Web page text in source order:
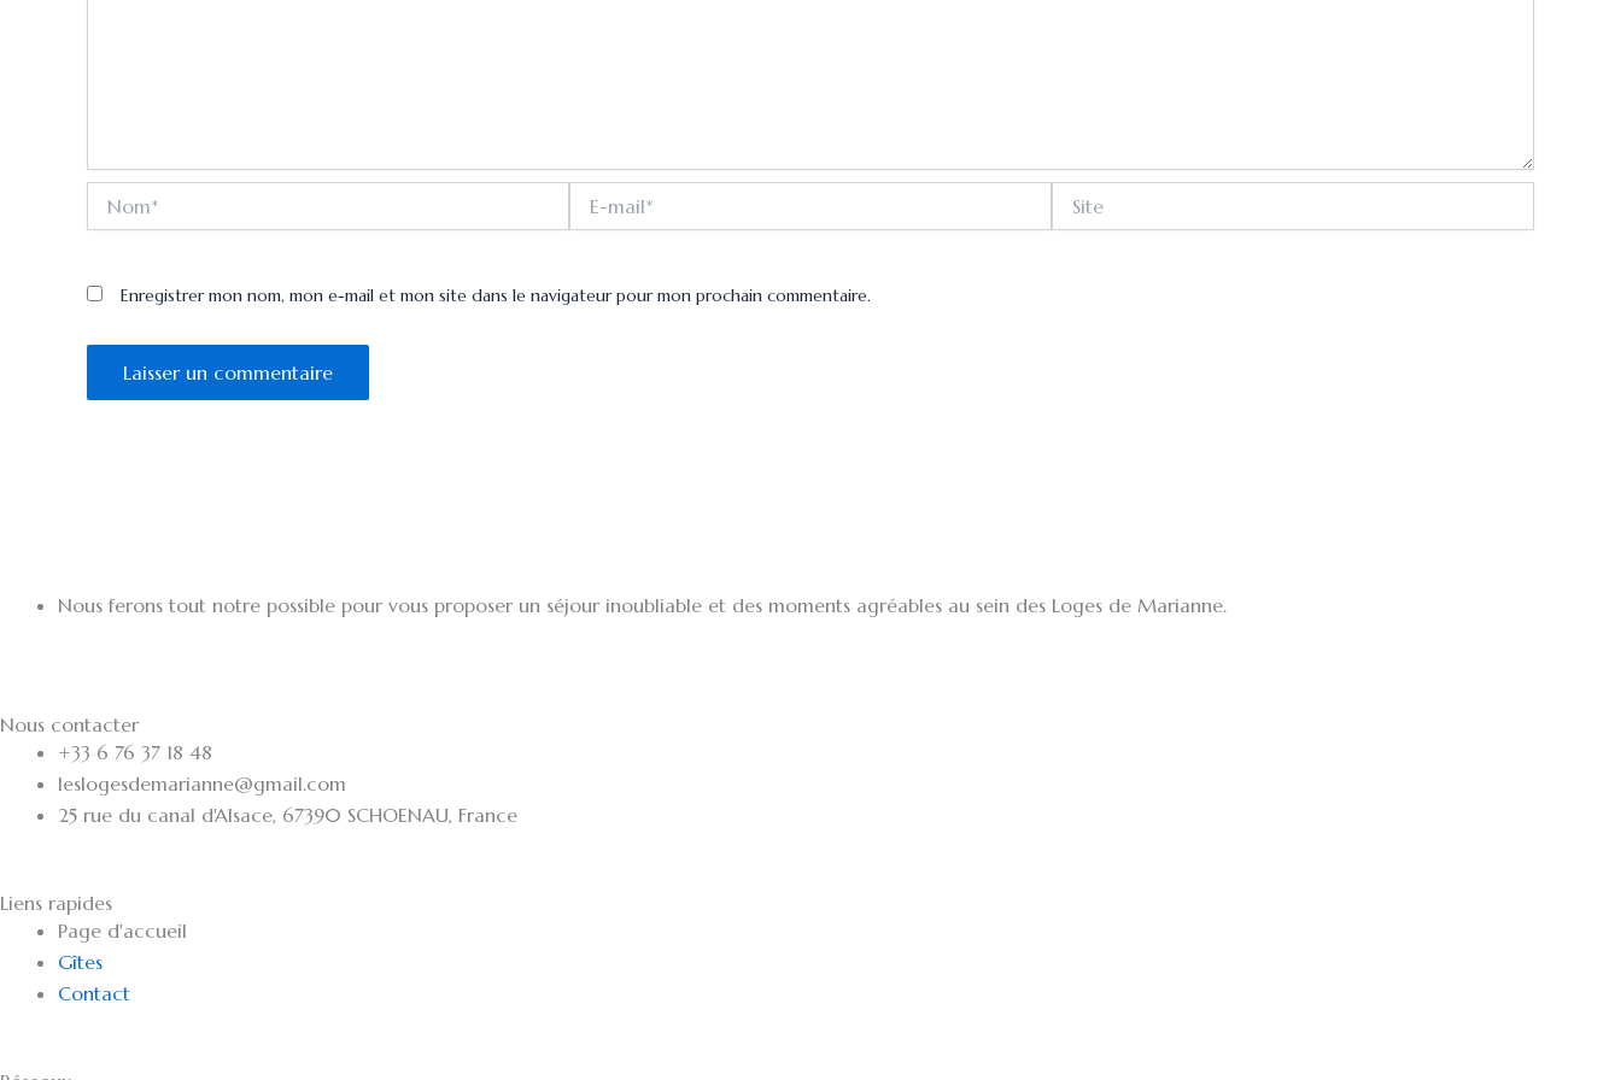
mail*
Enregistrer mon nom, mon e-mail et mon site dans le navigateur pour mon prochain commentaire.
Nous ferons tout notre possible pour vous proposer un séjour inoubliable et des moments agréables au sein des Loges de Marianne.
Nous contacter
+33 6 76 37 18 48
leslogesdemarianne@gmail.com
25 rue du canal d'Alsace, 67390 SCHOENAU, France
Liens rapides
Page d'accueil
Gîtes
Contact